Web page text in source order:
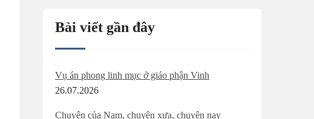
Bài viết gần đây
Vụ án phong linh mục ở giáo phận Vinh
26.07.2026
Chuyện của Nam, chuyện xưa, chuyện nay